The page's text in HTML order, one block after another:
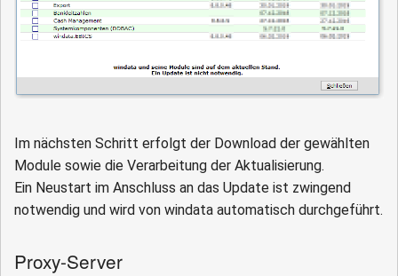
Im nächsten Schritt erfolgt der Download der gewählten
Module sowie die Verarbeitung der Aktualisierung.
Ein Neustart im Anschluss an das Update ist zwingend
notwendig und wird von windata automatisch durchgeführt.
Proxy-Server